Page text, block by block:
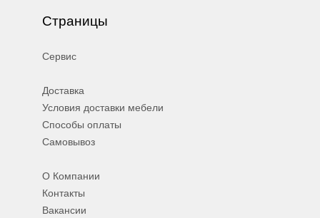
Страницы
Сервис
Доставка
Условия доставки мебели
Способы оплаты
Самовывоз
О Компании
Контакты
Вакансии